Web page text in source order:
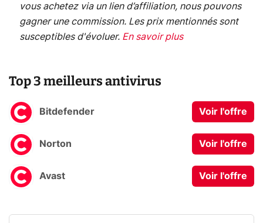
vous achetez via un lien d’affiliation, nous pouvons
gagner une commission. Les prix mentionnés sont
susceptibles d'évoluer. En savoir plus
Top 3 meilleurs antivirus
Bitdefender Voir l'offre
Norton Voir l'offre
Avast Voir l'offre